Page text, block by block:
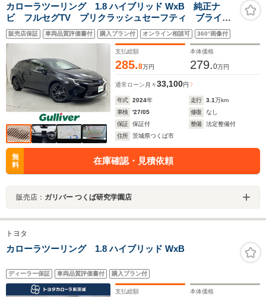
カローラツーリング 1.8 ハイブリッド WxB 純正ナ
ビ フルセグTV プリクラッシュセーフティ ブライン
ドスポットモニター デジタルインナーミラー バック
カメラ クリアランスソナー ETC2.0 ドライブレコー
ダー レーダークルーズコントロール
販売店保証 車両品質評価書付 購入プラン付 オンライン相談可 360°画像付
支払総額
285.8万円
本体価格
279.0万円
通常ローン 月々33,100円
年式 2024年 走行 3.1万km
車検
'27/05 修復
なし
保証
保証付 整備
法定整備付
住所
茨城県つくば市
無
料
在庫確認・見積依頼
販売店： ガリバー つくば研究学園店
トヨタ
カローラツーリング 1.8 ハイブリッド WxB
ディーラー保証 車両品質評価書付 購入プラン付
支払総額 本体価格